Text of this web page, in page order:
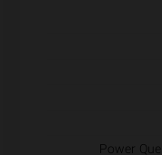
Power